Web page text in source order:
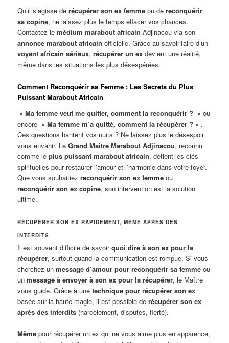
Qu’il s’agisse derécupérer son ex femme ou dereconquérir
sa copine, ne laissez plus le temps effacer vos chances.
Contactez lemédium marabout africain Adjinacou via son
annonce marabout africain officielle. Grâce au savoir-faire d’un
voyant africain sérieux,récupérer un ex devient une réalité,
même dans les situations les plus désespérées.
Comment Reconquérir sa Femme : Les Secrets du Plus
Puissant Marabout Africain
»Ma femme veut me quitter, comment la reconquérir ? » ou
encore »Ma femme m’a quitté, comment la récupérer ? « .
Ces questions hantent vos nuits ? Ne laissez plus le désespoir
vous envahir. LeGrand Maître Marabout Adjinacou, reconnu
comme leplus puissant marabout africain, détient les clés
spirituelles pour restaurer l’amour et l’harmonie dans votre foyer.
Que vous souhaitiezreconquérir son ex femme ou
reconquérir son ex copine, son intervention est la solution
ultime.
RÉCUPÉRER SON EX RAPIDEMENT, MÊME APRÈS DES
INTERDITS
Il est souvent difficile de savoirquoi dire à son ex pour la
récupérer, surtout quand la communication est rompue. Si vous
cherchez unmessage d’amour pour reconquérir sa femme ou
unmessage à envoyer à son ex pour la récupérer, le Maître
vous guide. Grâce à unetechnique pour récupérer son ex
basée sur la haute magie, il est possible derécupérer son ex
après des interdits (harcèlement, disputes, fierté).
Même pour récupérer un ex qui ne vous aime plus en apparence,